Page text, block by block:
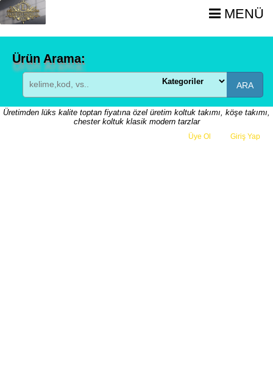
MENÜ
Ürün Arama:
ARA
Üretimden lüks kalite toptan fiyatına özel üretim koltuk takımı, köşe takımı,
chester koltuk klasik modern tarzlar
Üye Ol Giriş Yap